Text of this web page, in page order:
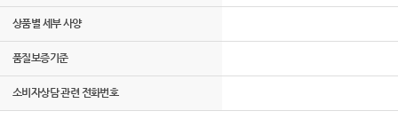
상품별 세부 사양
품질보증기준
소비자상담 관련 전화번호